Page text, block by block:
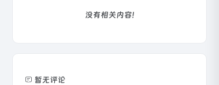
没有相关内容!
暂无评论